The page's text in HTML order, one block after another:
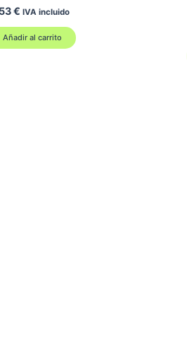
€ IVA incluido
Añadir al carrito